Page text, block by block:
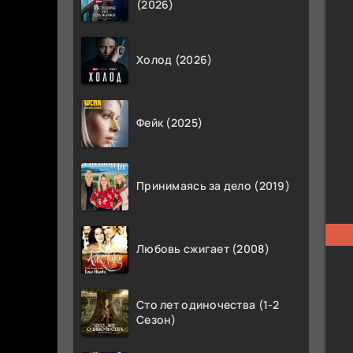
(2026)
Холод (2026)
Фейк (2025)
Принимаясь за дело (2019)
Любовь сжигает (2008)
Сто лет одиночества (1-2
Сезон)